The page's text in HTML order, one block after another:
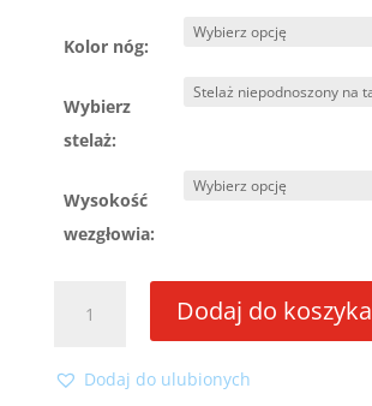
Kolor nóg:
Wybierz
stelaż:
Wysokość
wezgłowia:
Łóżko
140x200
Dodaj do koszyka
Dodaj do ulubionych